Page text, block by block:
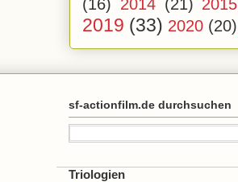
(16) 2014 (21) 2015
2019 (33) 2020 (20)
sf-actionfilm.de durchsuchen
Triologien